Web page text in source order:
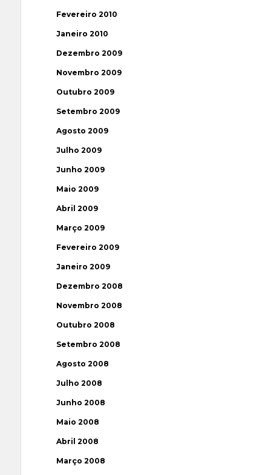
Fevereiro 2010
Janeiro 2010
Dezembro 2009
Novembro 2009
Outubro 2009
Setembro 2009
Agosto 2009
Julho 2009
Junho 2009
Maio 2009
Abril 2009
Março 2009
Fevereiro 2009
Janeiro 2009
Dezembro 2008
Novembro 2008
Outubro 2008
Setembro 2008
Agosto 2008
Julho 2008
Junho 2008
Maio 2008
Abril 2008
Março 2008